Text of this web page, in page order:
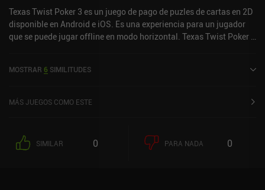
Texas Twist Poker 3 es un juego de pago de puzles de cartas en 2D
disponible en Android e iOS. Es una experiencia para un jugador
que se puede jugar offline en modo horizontal. Texas Twist Poker 3
MOSTRAR 6 SIMILITUDES
MÁS JUEGOS COMO ESTE
SIMILAR 0 PARA NADA 0